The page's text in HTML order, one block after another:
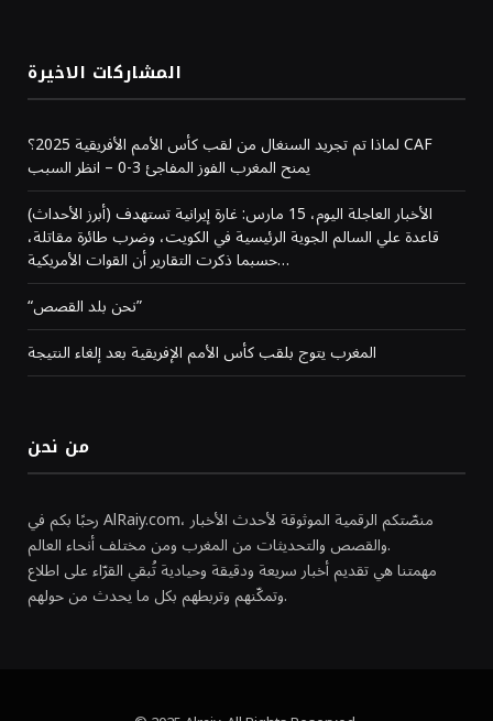
المشاركات الاخيرة
لماذا تم تجريد السنغال من لقب كأس الأمم الأفريقية 2025؟ CAF
يمنح المغرب الفوز المفاجئ 3-0 – انظر السبب
(أبرز الأحداث) الأخبار العاجلة اليوم، 15 مارس: غارة إيرانية تستهدف
قاعدة علي السالم الجوية الرئيسية في الكويت، وضرب طائرة مقاتلة،
حسبما ذكرت التقارير أن القوات الأمريكية…
“نحن بلد القصص”
المغرب يتوج بلقب كأس الأمم الإفريقية بعد إلغاء النتيجة
من نحن
رحبًا بكم في AlRaiy.com، منصّتكم الرقمية الموثوقة لأحدث الأخبار
والقصص والتحديثات من المغرب ومن مختلف أنحاء العالم.
مهمتنا هي تقديم أخبار سريعة ودقيقة وحيادية تُبقي القرّاء على اطلاع
وتمكّنهم وتربطهم بكل ما يحدث من حولهم.